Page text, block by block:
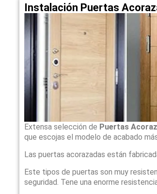
Instalación Puertas
Extensa selección de Puertas
que escojas el modelo de acabado
Las puertas acorazadas están
Este tipos de puertas son muy
seguridad. Tene una enorme